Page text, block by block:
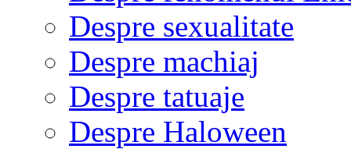
Despre sexualitate
Despre machiaj
Despre tatuaje
Despre Haloween